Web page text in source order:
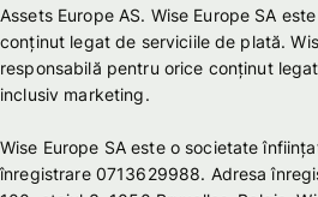
Assets Europe AS. Wise Europe SA
conținut legat de serviciile de plată.
responsabilă pentru orice conținut
inclusiv marketing.
Wise Europe SA este o societate
înregistrare 0713629988. Adresa